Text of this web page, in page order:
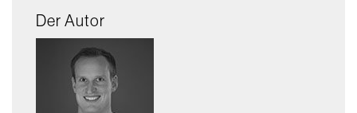
Der Autor